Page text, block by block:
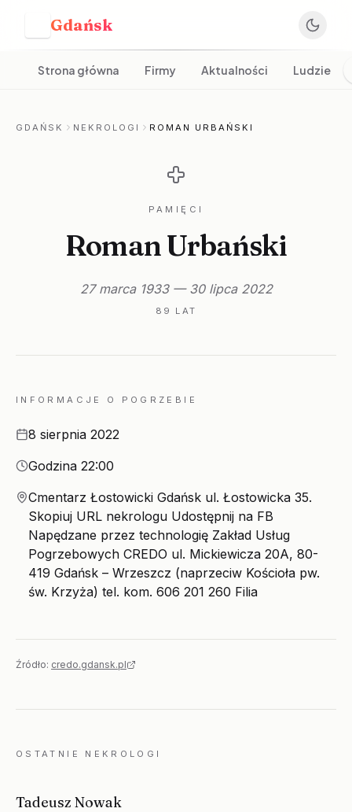
Gdańsk
Strona główna Firmy Aktualności Ludzie
GDAŃSK NEKROLOGI ROMAN URBAŃSKI
PAMIĘCI
Roman Urbański
27 marca 1933 — 30 lipca 2022
89 LAT
INFORMACJE O POGRZEBIE
Data
8 sierpnia 2022
Godzina
Godzina 22:00
Miejsce
Cmentarz Łostowicki Gdańsk ul. Łostowicka 35.
Skopiuj URL nekrologu Udostępnij na FB
Napędzane przez technologię Zakład Usług
Pogrzebowych CREDO ul. Mickiewicza 20A, 80-
419 Gdańsk – Wrzeszcz (naprzeciw Kościoła pw.
św. Krzyża) tel. kom. 606 201 260 Filia
Źródło: credo.gdansk.pl
OSTATNIE NEKROLOGI
Tadeusz Nowak